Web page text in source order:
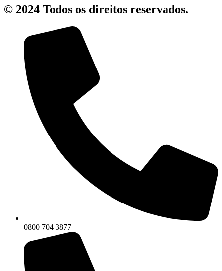
© 2024 Todos os direitos reservados.
0800 704 3877